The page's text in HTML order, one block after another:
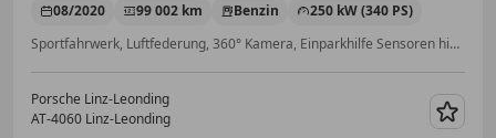
08/2020 99 002 km Benzin
250 kW (340 PS)
Sportfahrwerk, Luftfederung, 360° Kamera, Einparkhilfe Sensoren hinten, Bordcomputer, Isofix, Panoramadach, Fahrerairbag
Porsche Linz-Leonding
AT-4060 Linz-Leonding